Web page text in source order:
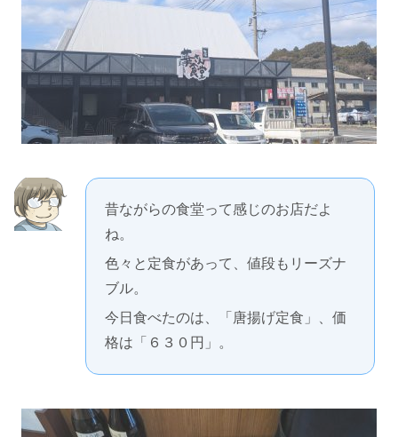
昔ながらの食堂って感じのお店だよ
ね。
色々と定食があって、値段もリーズナ
ブル。
今日食べたのは、「唐揚げ定食」、価
格は「６３０円」。